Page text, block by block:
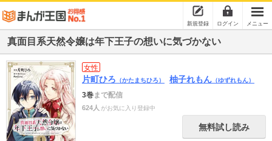
新規登録 ログイン メニュー
真面目系天然令嬢は年下王子の想いに気づかない
女性
片町ひろ （かたまちひろ） 柚子れもん （ゆずれもん）
3巻まで配信
624人 がお気に入り登録中
無料試し読み